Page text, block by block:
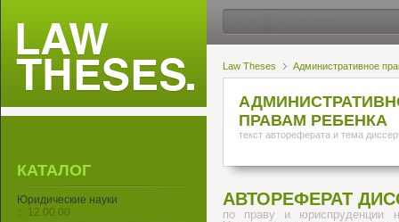
Law Theses Административное
ПРАВАМ РЕБЕНКА
текст автореферата и тема
АВТОРЕФЕРАТ
по праву и юриспруденции
КАТАЛОГ
Юридические науки
::: 12.00.00